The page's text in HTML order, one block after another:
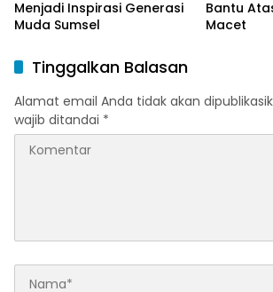
Menjadi Inspirasi Generasi
Muda Sumsel
Bantu
Macet
Tinggalkan Balasan
Alamat email Anda tidak akan
wajib ditandai *